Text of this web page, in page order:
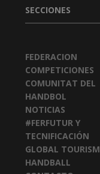
SECCIONES
FEDERACION
COMPETICIONES
COMUNITAT DEL
HANDBOL
NOTICIAS
#FERFUTUR Y
TECNIFICACIÓN
GLOBAL TOURISM
HANDBALL